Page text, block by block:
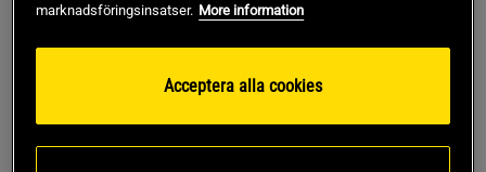
Chlorella-tabletter från Holistic som innehåller mer än 60%
proteiner samt alla aminosyror, vitaminer, mineraler och alla
Läs mer
marknadsföringsinsatser. More information
Acceptera alla cookies